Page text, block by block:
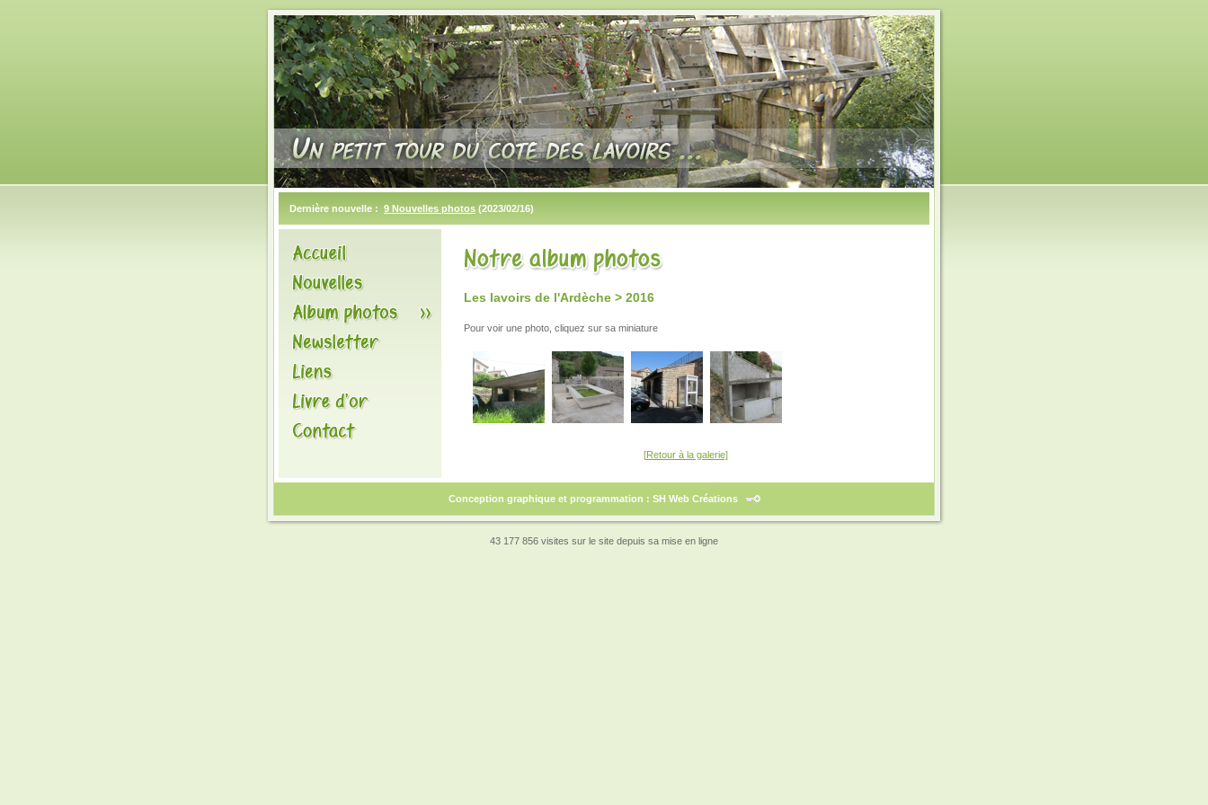
Dernière nouvelle : 9 Nouvelles photos (2023/02/16)
Les lavoirs de l'Ardèche > 2016
Pour voir une photo, cliquez sur sa miniature
[Retour à la galerie]
Conception graphique et programmation : SH Web Créations
43 177 856 visites sur le site depuis sa mise en ligne